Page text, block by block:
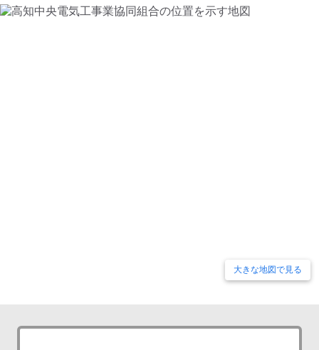
大きな地図で見る